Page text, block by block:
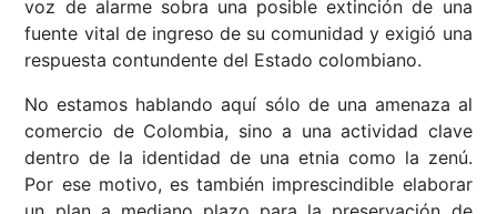
voz de alarme sobra una posible extinción de una
fuente vital de ingreso de su comunidad y exigió una
respuesta contundente del Estado colombiano.
No estamos hablando aquí sólo de una amenaza al
comercio de Colombia, sino a una actividad clave
dentro de la identidad de una etnia como la zenú.
Por ese motivo, es también imprescindible elaborar